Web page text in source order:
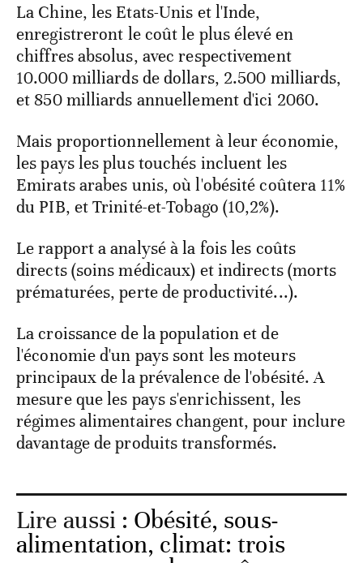
La Chine, les Etats-Unis et l'Inde,
enregistreront le coût le plus élevé en
chiffres absolus, avec respectivement
10.000 milliards de dollars, 2.500 milliards,
et 850 milliards annuellement d'ici 2060.
Mais proportionnellement à leur économie,
les pays les plus touchés incluent les
Emirats arabes unis, où l'obésité coûtera 11%
du PIB, et Trinité-et-Tobago (10,2%).
Le rapport a analysé à la fois les coûts
directs (soins médicaux) et indirects (morts
prématurées, perte de productivité...).
La croissance de la population et de
l'économie d'un pays sont les moteurs
principaux de la prévalence de l'obésité. A
mesure que les pays s'enrichissent, les
régimes alimentaires changent, pour inclure
davantage de produits transformés.
Lire aussi : Obésité, sous-
alimentation, climat: trois